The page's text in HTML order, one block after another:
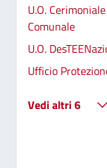
U.O.
Comunale
U.O.
Ufficio
Vedi altri 6